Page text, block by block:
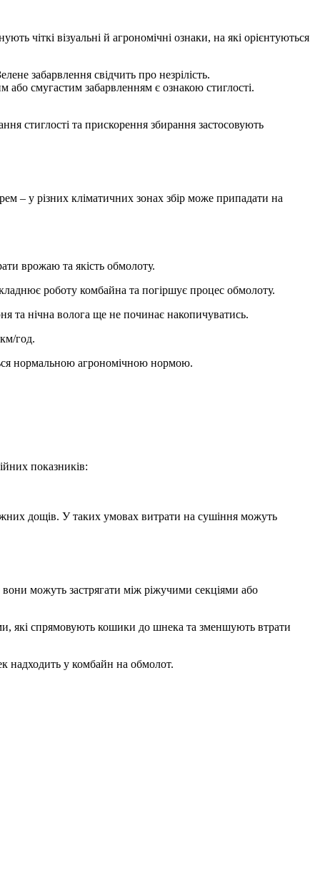
чіткі візуальні й агрономічні ознаки, на які орієнтуються
забарвлення свідчить про незрілість.
смугастим забарвленням є ознакою стиглості.
стиглості та прискорення збирання застосовують
– у різних кліматичних зонах збір може припадати на
врожаю та якість обмолоту.
роботу комбайна та погіршує процес обмолоту.
та нічна волога ще не починає накопичуватись.
год.
нормальною агрономічною нормою.
показників:
дощів. У таких умовах витрати на сушіння можуть
можуть застрягати між ріжучими секціями або
які спрямовують кошики до шнека та зменшують втрати
надходить у комбайн на обмолот.